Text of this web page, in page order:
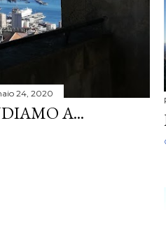
24, 2020
A...